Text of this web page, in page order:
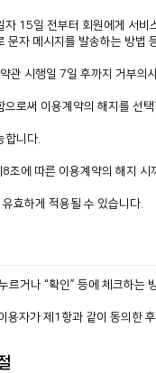
15일 전부터 회원에게 서
자 메시지를 발송하는 방법
시행일 7일 후까지 거부의
로써 이용계약의 해지를 선택
합니다.
에 따른 이용계약의 해지 시
효하게 적용될 수 있습니다.
거나 “확인” 등에 체크하는
자가 제1항과 같이 동의한